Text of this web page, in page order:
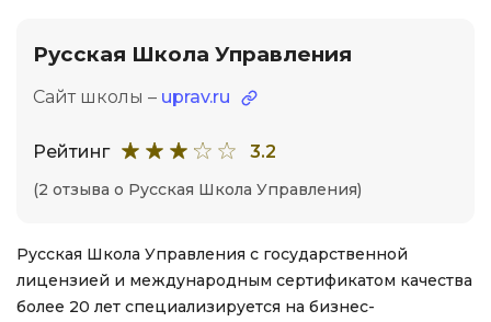
Русская Школа Управления
Сайт школы – uprav.ru
Рейтинг 3.2
(2 отзыва о Русская Школа Управления)
Русская Школа Управления с государственной
лицензией и международным сертификатом качества
более 20 лет специализируется на бизнес-